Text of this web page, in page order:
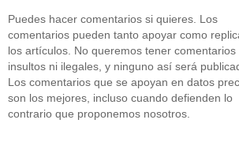
Puedes hacer comentarios si quieres. Los
comentarios pueden tanto apoyar como
los artículos. No queremos tener comentarios
insultos ni ilegales, y ninguno así será
Los comentarios que se apoyan en datos
son los mejores, incluso cuando defienden lo
contrario que proponemos nosotros.